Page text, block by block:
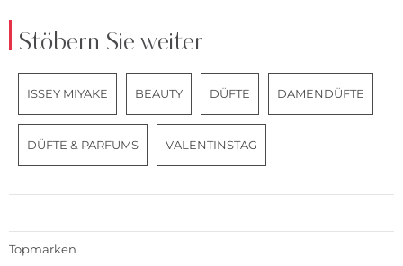
Stöbern Sie weiter
ISSEY MIYAKE BEAUTY DÜFTE DAMENDÜFTE
DÜFTE & PARFUMS VALENTINSTAG
Topmarken